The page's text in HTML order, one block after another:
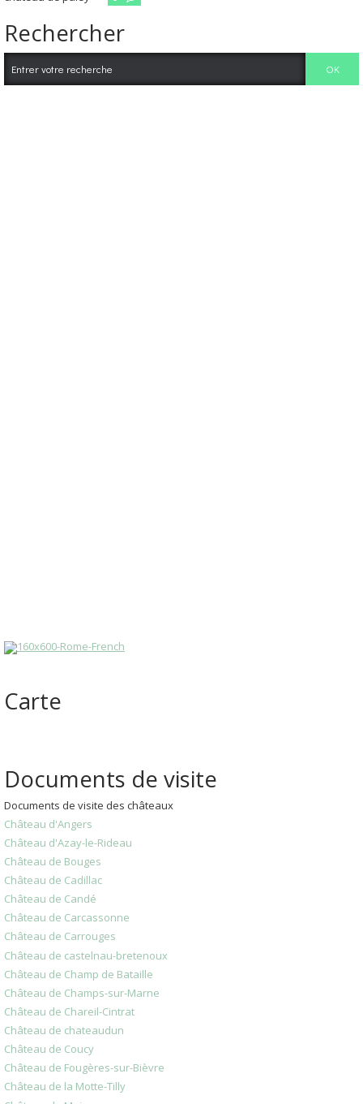
Rechercher
Carte
Documents de visite
Documents de visite des châteaux
Château d'Angers
Château d'Azay-le-Rideau
Château de Bouges
Château de Cadillac
Château de Candé
Château de Carcassonne
Château de Carrouges
Château de castelnau-bretenoux
Château de Champ de Bataille
Château de Champs-sur-Marne
Château de Chareil-Cintrat
Château de chateaudun
Château de Coucy
Château de Fougères-sur-Bièvre
Château de la Motte-Tilly